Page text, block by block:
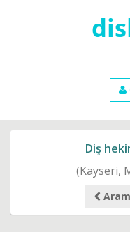
Diş
(Kayseri,